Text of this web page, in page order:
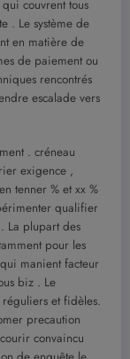
couvrent tous
. Le système de
en matière de
de paiement ou
rencontrés
escalade vers
. créneau
exigence ,
tenner % et xx %
qualifier
La plupart des
pour les
manient facteur
biz . Le
et fidèles.
precaution
convaincu